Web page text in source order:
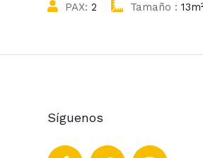
PAX: 2 Tamaño :
Síguenos